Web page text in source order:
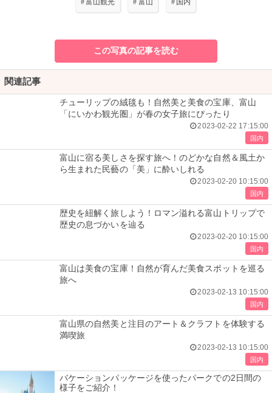
# 富山観光 # 富山 # 国内
この写真の記事を読む
関連記事
チューリップの絨毯も！自然美と美食の宝庫、富山
「にいかわ観光圏」が春の女子旅にぴったり
2023-02-22 17:15:00
国内
富山に宿る美しさを探す旅へ！のどかな自然＆風土か
ら生まれた民藝の「美」に酔いしれる
2023-02-20 10:15:00
国内
歴史を紐解く旅しよう！ロマン溢れる富山トリップで
歴史の息づかいを辿る
2023-02-20 10:15:00
国内
富山は美食の宝庫！自然が育んだ美食スポットを巡る
旅へ
2023-02-13 10:15:00
国内
富山県の自然美と注目のアート＆クラフトを体験する
満喫旅
2023-02-13 10:15:00
国内
バケーションパッケージを使ったパークでの2日間の
様子をご紹介！